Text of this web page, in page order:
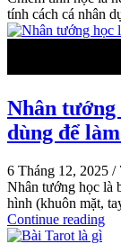
tính cách cá nhân
Nhân tướng
dùng để
6 Tháng 12, 2025 /
Nhân tướng học là
hình (khuôn mặt,
Continue reading